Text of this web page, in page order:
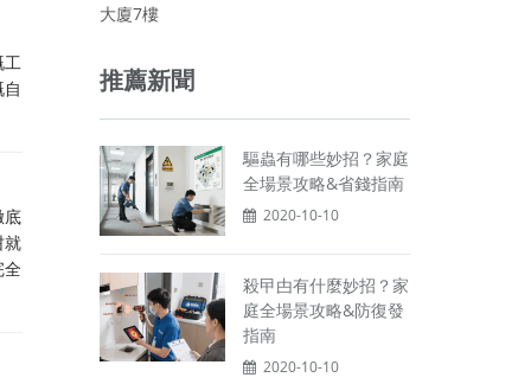
工
底
就
全
大廈7樓
推薦新聞
驅蟲有哪些妙招？家庭
全場景攻略&省錢指南
2020-10-10
殺曱甴有什麼妙招？家
庭全場景攻略&防復發
指南
2020-10-10